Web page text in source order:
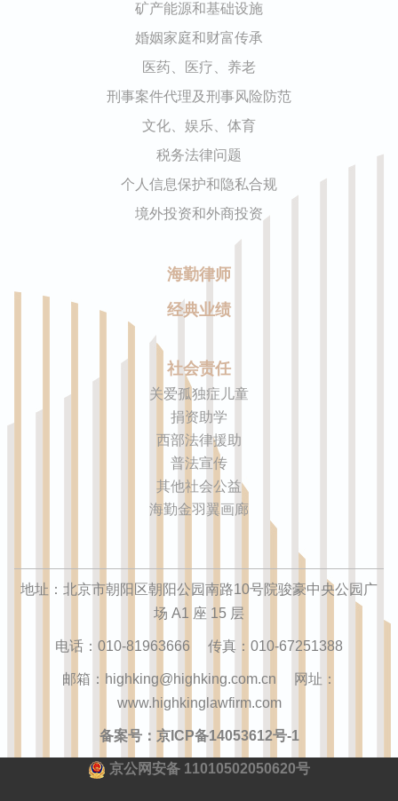
矿产能源和基础设施
婚姻家庭和财富传承
医药、医疗、养老
刑事案件代理及刑事风险防范
文化、娱乐、体育
税务法律问题
个人信息保护和隐私合规
境外投资和外商投资
海勤律师
经典业绩
社会责任
关爱孤独症儿童
捐资助学
西部法律援助
普法宣传
其他社会公益
海勤金羽翼画廊
地址：北京市朝阳区朝阳公园南路10号院骏豪中央公园广
场 A1 座 15 层
电话：010-81963666 传真：010-67251388
邮箱：highking@highking.com.cn 网址：
www.highkinglawfirm.com
备案号：京ICP备14053612号-1
京公网安备 11010502050620号